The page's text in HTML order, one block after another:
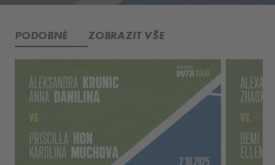
PODOBNÉ ZOBRAZIT VŠE